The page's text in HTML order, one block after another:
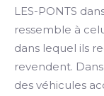
LES-PONTS
ressemble à
dans lequel ils
revendent.
des véhicules